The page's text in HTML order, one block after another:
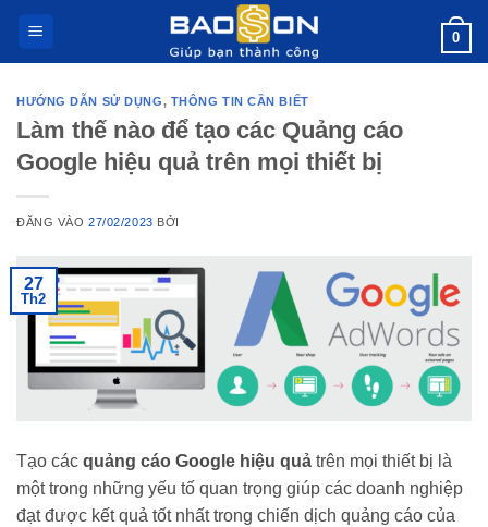
nội
dung
0
HƯỚNG DẪN SỬ DỤNG, THÔNG TIN CẦN BIẾT
Làm thế nào để tạo các Quảng cáo
Google hiệu quả trên mọi thiết bị
ĐĂNG VÀO27/02/2023 BỞI
27
Th2
Tạo các quảng cáo Google hiệu quả trên mọi thiết bị là
một trong những yếu tố quan trọng giúp các doanh nghiệp
đạt được kết quả tốt nhất trong chiến dịch quảng cáo của